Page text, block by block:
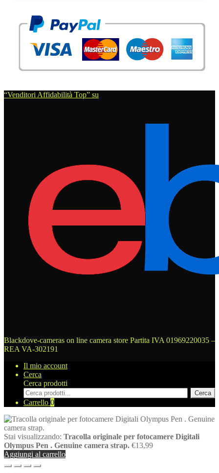
“Venditori Affidabilità Top” su
Blackdove-cameras on line camera store Partita IVA 01969220035 –
REA VA-302191
Il mio account
Cerca
Cerca prodotti
Cerca
Carrello 0
Stai visualizzando: Tracolla originale per fotocamere Digitali
Olympus Pen . Genuine camera strap. €13,99
Aggiungi al carrello